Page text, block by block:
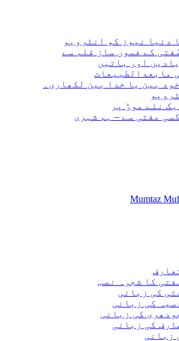
دنیا نیوز کو انٹرویو
کے فسوں ساز قلم سے
اور باتیں
مابعدالطبیعات
بین یا خدا بین لکھاری۔
نئے موڑ پر
مفتی سے – ہم شہری
کا شجرہ نصب
کی زبانی
کی زبانی
کی زبانی
کی زبانی
زبانی